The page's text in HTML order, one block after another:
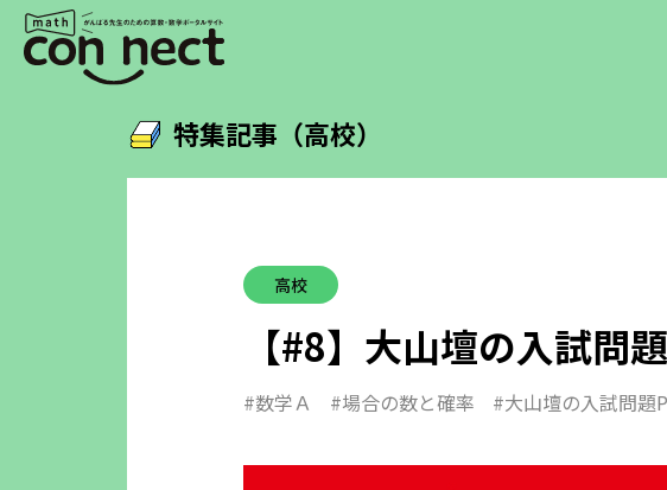
特集記事（高校）
高校
【#8】大山壇の入試問
#数学Ａ #場合の数と確率 #大山壇の入試問題